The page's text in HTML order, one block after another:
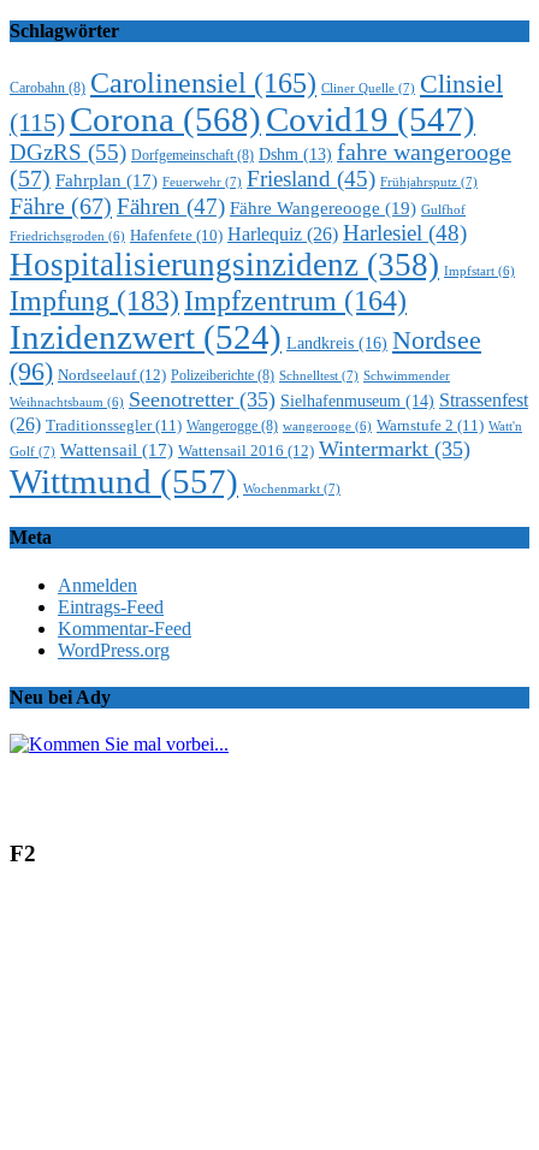
Schlagwörter
Carobahn (8) Carolinensiel (165) Cliner Quelle (7) Clinsiel
(115) Corona (568)Covid19 (547)
DGzRS (55) Dorfgemeinschaft(8) Dshm (13) fahre wangerooge
(57) Fahrplan (17) Feuerwehr (7) Friesland (45) Frühjahrsputz (7)
Fähre (67) Fähren (47) Fähre Wangereooge (19) Gulfhof
Friedrichsgroden (6) Hafenfete (10) Harlequiz (26) Harlesiel (48)
Hospitalisierungsinzidenz (358) Impfstart (6)
Impfung (183) Impfzentrum (164)
Inzidenzwert (524) Landkreis (16) Nordsee
(96) Nordseelauf(12) Polizeiberichte (8) Schnelltest (7) Schwimmender
Weihnachtsbaum (6) Seenotretter (35) Sielhafenmuseum (14) Strassenfest
(26) Traditionssegler(11) Wangerogge (8) wangerooge (6) Warnstufe 2 (11) Watt'n
Golf (7) Wattensail (17) Wattensail 2016 (12) Wintermarkt (35)
Wittmund (557) Wochenmarkt (7)
Meta
Anmelden
Eintrags-Feed
Kommentar-Feed
WordPress.org
Neu bei Ady
F2